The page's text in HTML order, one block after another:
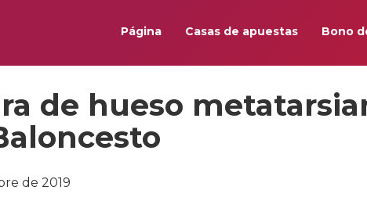
Página Casas de apuestas Bono
de hueso
de 2019